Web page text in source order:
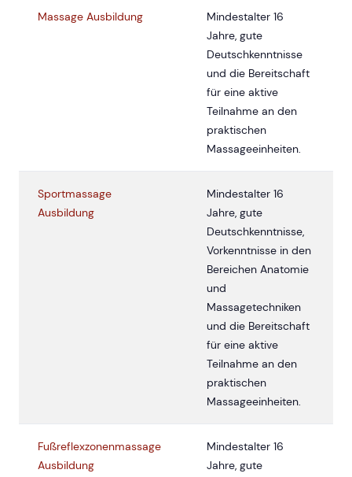
Massage Ausbildung
Mindestalter 16
Jahre, gute
Deutschkenntnisse
und die Bereitschaft
für eine aktive
Teilnahme an den
praktischen
Massageeinheiten.
Sportmassage
Ausbildung
Mindestalter 16
Jahre, gute
Deutschkenntnisse,
Vorkenntnisse in den
Bereichen Anatomie
und
Massagetechniken
und die Bereitschaft
für eine aktive
Teilnahme an den
praktischen
Massageeinheiten.
Fußreflexzonenmassage
Ausbildung
Mindestalter 16
Jahre, gute